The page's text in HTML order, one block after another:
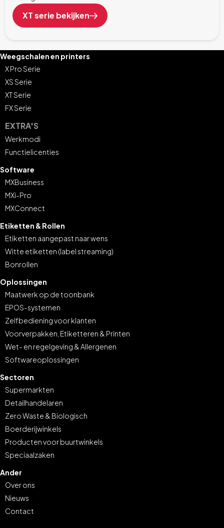
XT serie bekijken
Weegschalen en printers
X Pro Serie
XS Serie
XT Serie
FX Serie
EXTRA'S
Werkmodi
Functielicenties
Software
MXBusiness
MXi-Pro
MXConnect
Etiketten & Rollen
Etiketten aangepast naar wens
Witte etiketten (label streaming)
Bonrollen
Oplossingen
Maatwerk op de toonbank
EPOS-systemen
Zelfbediening voor klanten
Voorverpakken, Etiketteren & Printen
Wet- en regelgeving & Allergenen
Softwareoplossingen
Sectoren
Supermarkten
Detailhandelaren
Zero Waste & Biologisch
Boerderijwinkels
Producten voor buurtwinkels
Speciaalzaken
Ander
Over ons
Nieuws
Contact